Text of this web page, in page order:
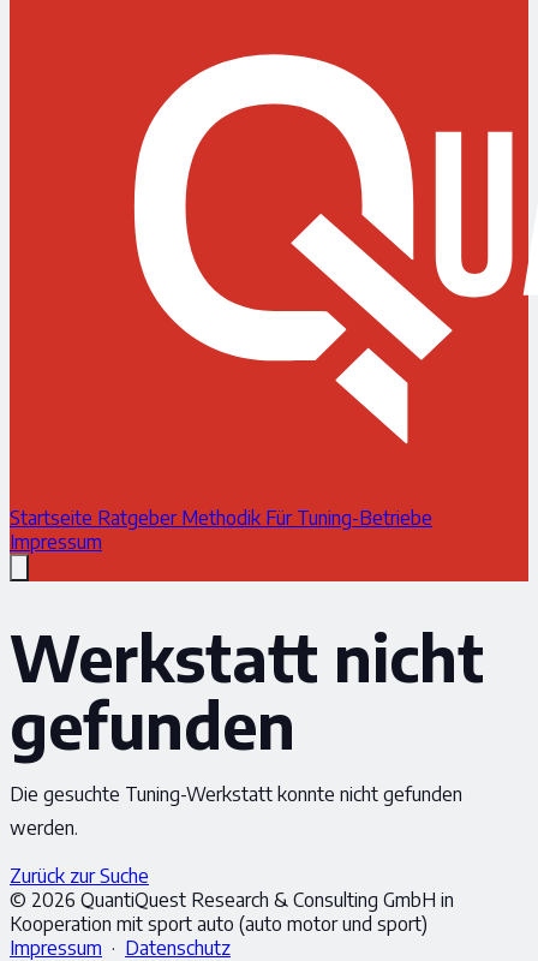
Startseite Ratgeber Methodik Für Tuning-Betriebe
Impressum
Werkstatt nicht
gefunden
Die gesuchte Tuning-Werkstatt konnte nicht gefunden
werden.
Zurück zur Suche
© 2026 QuantiQuest Research & Consulting GmbH in
Kooperation mit sport auto (auto motor und sport)
Impressum · Datenschutz